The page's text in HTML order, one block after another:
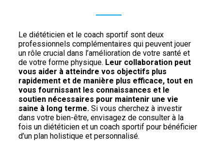
Le diététicien et le coach sportif sont deux
professionnels complémentaires qui peuvent jouer
un rôle crucial dans l’amélioration de votre santé et
de votre forme physique. Leur collaboration peut
vous aider à atteindre vos objectifs plus
rapidement et de manière plus efficace, tout en
vous fournissant les connaissances et le
soutien nécessaires pour maintenir une vie
saine à long terme. Si vous cherchez à investir
dans votre bien-être, envisagez de consulter à la
fois un diététicien et un coach sportif pour bénéficier
d’un plan holistique et personnalisé.